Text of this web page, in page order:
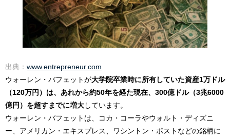
出典： www.entrepreneur.com
ウォーレン・バフェットが大学院卒業時に所有していた資産1万ドル
（120万円）は、あれから約50年を経た現在、300億ドル（3兆6000
億円）を超すまでに増大 しています。
ウォーレン・バフェットは、コカ・コーラやウォルト・ディズニ
ー、アメリカン・エキスプレス、ワシントン・ポストなどの銘柄に